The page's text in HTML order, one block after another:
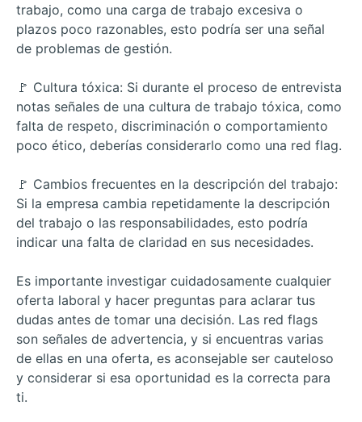
trabajo, como una carga de trabajo excesiva o
plazos poco razonables, esto podría ser una señal
de problemas de gestión.
🚩 Cultura tóxica: Si durante el proceso de entrevista
notas señales de una cultura de trabajo tóxica, como
falta de respeto, discriminación o comportamiento
poco ético, deberías considerarlo como una red flag.
🚩 Cambios frecuentes en la descripción del trabajo:
Si la empresa cambia repetidamente la descripción
del trabajo o las responsabilidades, esto podría
indicar una falta de claridad en sus necesidades.
Es importante investigar cuidadosamente cualquier
oferta laboral y hacer preguntas para aclarar tus
dudas antes de tomar una decisión. Las red flags
son señales de advertencia, y si encuentras varias
de ellas en una oferta, es aconsejable ser cauteloso
y considerar si esa oportunidad es la correcta para
ti.